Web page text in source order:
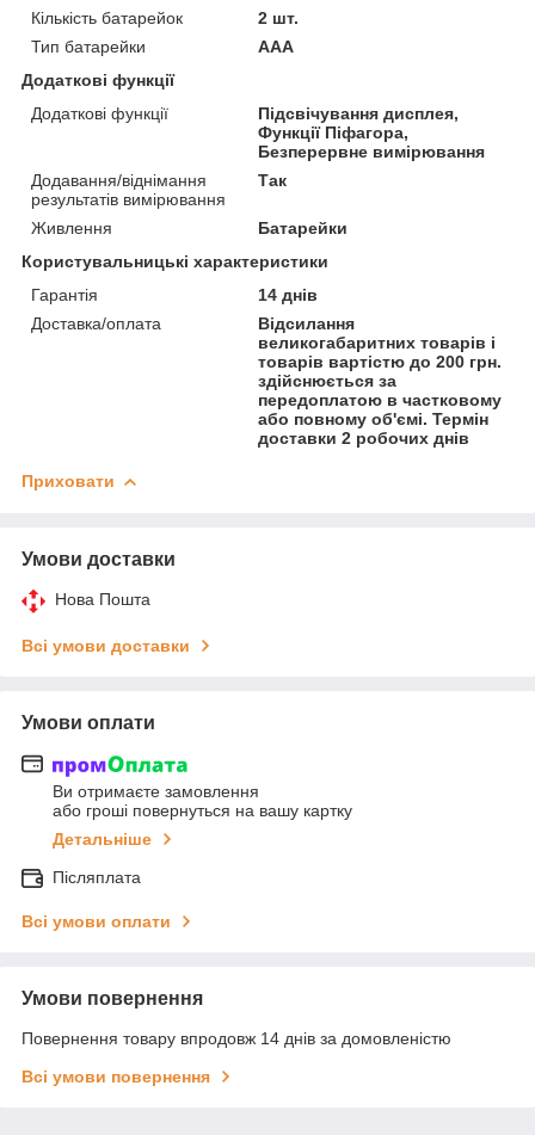
Кількість батарейок
2 шт.
Тип батарейки
ААА
Додаткові функції
Додаткові функції
Підсвічування дисплея,
Функції Піфагора,
Безперервне вимірювання
Додавання/віднімання
результатів вимірювання
Так
Живлення
Батарейки
Користувальницькі характеристики
Гарантія
14 днів
Доставка/оплата
Відсилання
великогабаритних товарів і
товарів вартістю до 200 грн.
здійснюється за
передоплатою в частковому
або повному об'ємі. Термін
доставки 2 робочих днів
Приховати
Умови доставки
Нова Пошта
Всі умови доставки
Умови оплати
Ви отримаєте замовлення
або гроші повернуться на вашу картку
Детальніше
Післяплата
Всі умови оплати
Умови повернення
Повернення товару впродовж 14 днів за домовленістю
Всі умови повернення